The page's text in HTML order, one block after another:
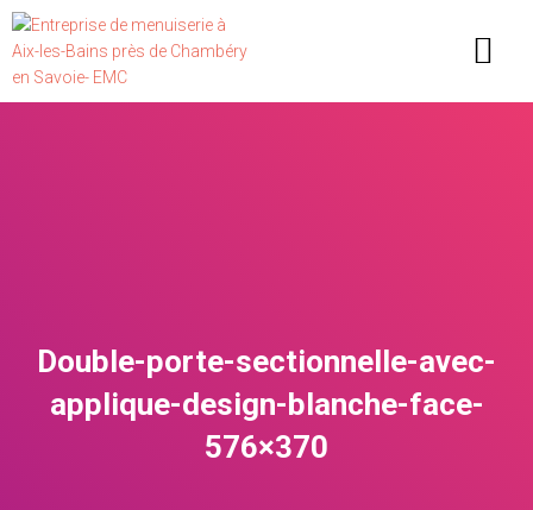
Double-porte-sectionnelle-avec-
applique-design-blanche-face-
576×370